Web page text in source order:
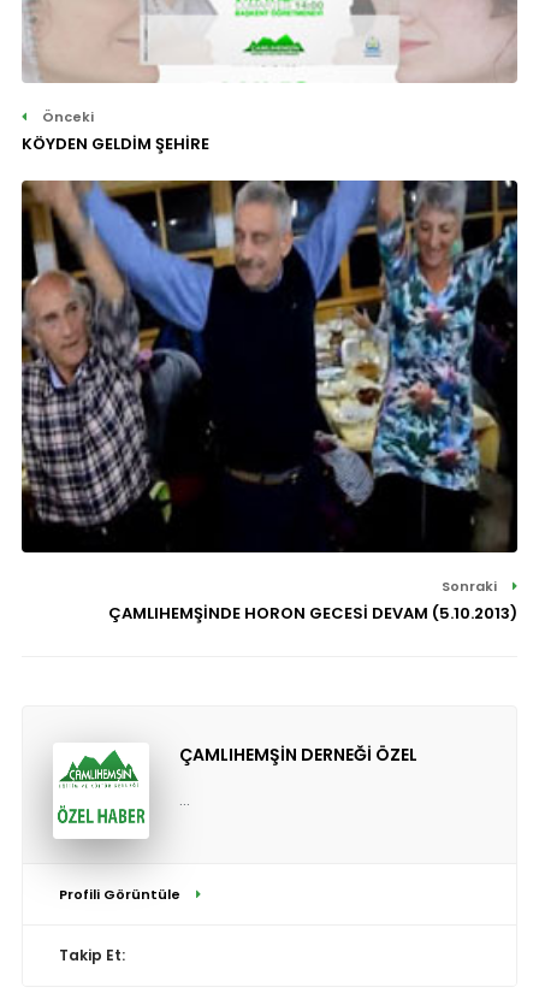
Önceki
KÖYDEN GELDİM ŞEHİRE
Sonraki
ÇAMLIHEMŞİNDE HORON GECESİ DEVAM (5.10.2013)
ÇAMLIHEMŞİN DERNEĞİ ÖZEL
...
Profili Görüntüle
Takip Et: